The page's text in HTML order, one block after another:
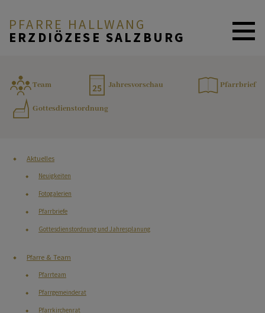
PFARRE HALLWANG
ERZDIÖZESE SALZBURG
AKTUELLES
GLAUBE & FEIERN
MENSCHEN & ANGEBOTE
KONTAKT
Team Jahresvorschau Pfarrbrief
Gottesdienstordnung
Aktuelles
Neuigkeiten
Fotogalerien
Pfarrbriefe
Gottesdienstordnung und Jahresplanung
Pfarre & Team
Pfarrteam
Pfarrgemeinderat
Pfarrkirchenrat